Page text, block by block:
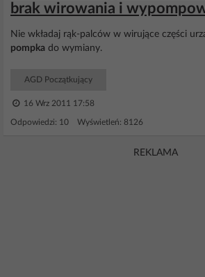
brak wirowania i
Nie wkładaj rąk-palców w wirujące części
pompka do wymiany.
AGD Początkujący
16 Wrz 2011 17:58
Odpowiedzi: 10 Wyświetleń: 8126
REKLAMA